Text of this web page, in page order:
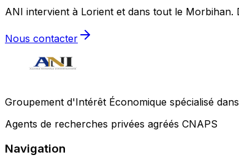
ANI intervient à Lorient et dans tout le Morbihan.
Nous contacter
Groupement d'Intérêt Économique spécialisé
Agents de recherches privées agréés CNAPS
Navigation